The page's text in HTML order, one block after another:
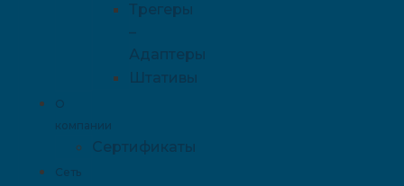
Трегеры
–
Адаптеры
Штативы
О
компании
Сертификаты
Сеть